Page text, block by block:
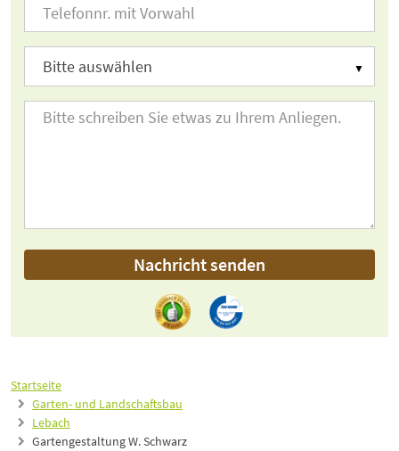
Startseite
Garten- und Landschaftsbau
Lebach
Gartengestaltung W. Schwarz
Nachricht senden